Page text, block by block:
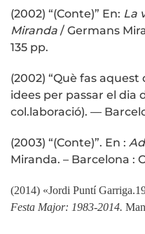
(2002) “(Conte)” En: La
Miranda / Germans
135 pp.
(2002) “Què fas
idees per passar el dia
col.laboració). —
(2003) “(Conte)”. En :
Miranda. – Barcelona :
(2014) «Jordi Puntí
Festa Major: 1983-2014.